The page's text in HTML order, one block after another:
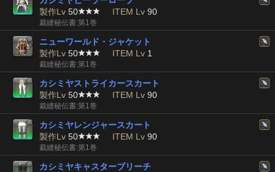
製作Lv 50 ITEM Lv 90
裁縫秘伝書:第1巻
ニューワールド・ジャケット
製作Lv 50 ITEM Lv 1
裁縫秘伝書:第1巻
カシミヤストライカースカート
製作Lv 50 ITEM Lv 90
裁縫秘伝書:第1巻
カシミヤレンジャースカート
製作Lv 50 ITEM Lv 90
裁縫秘伝書:第1巻
カシミヤキャスターブリーチ